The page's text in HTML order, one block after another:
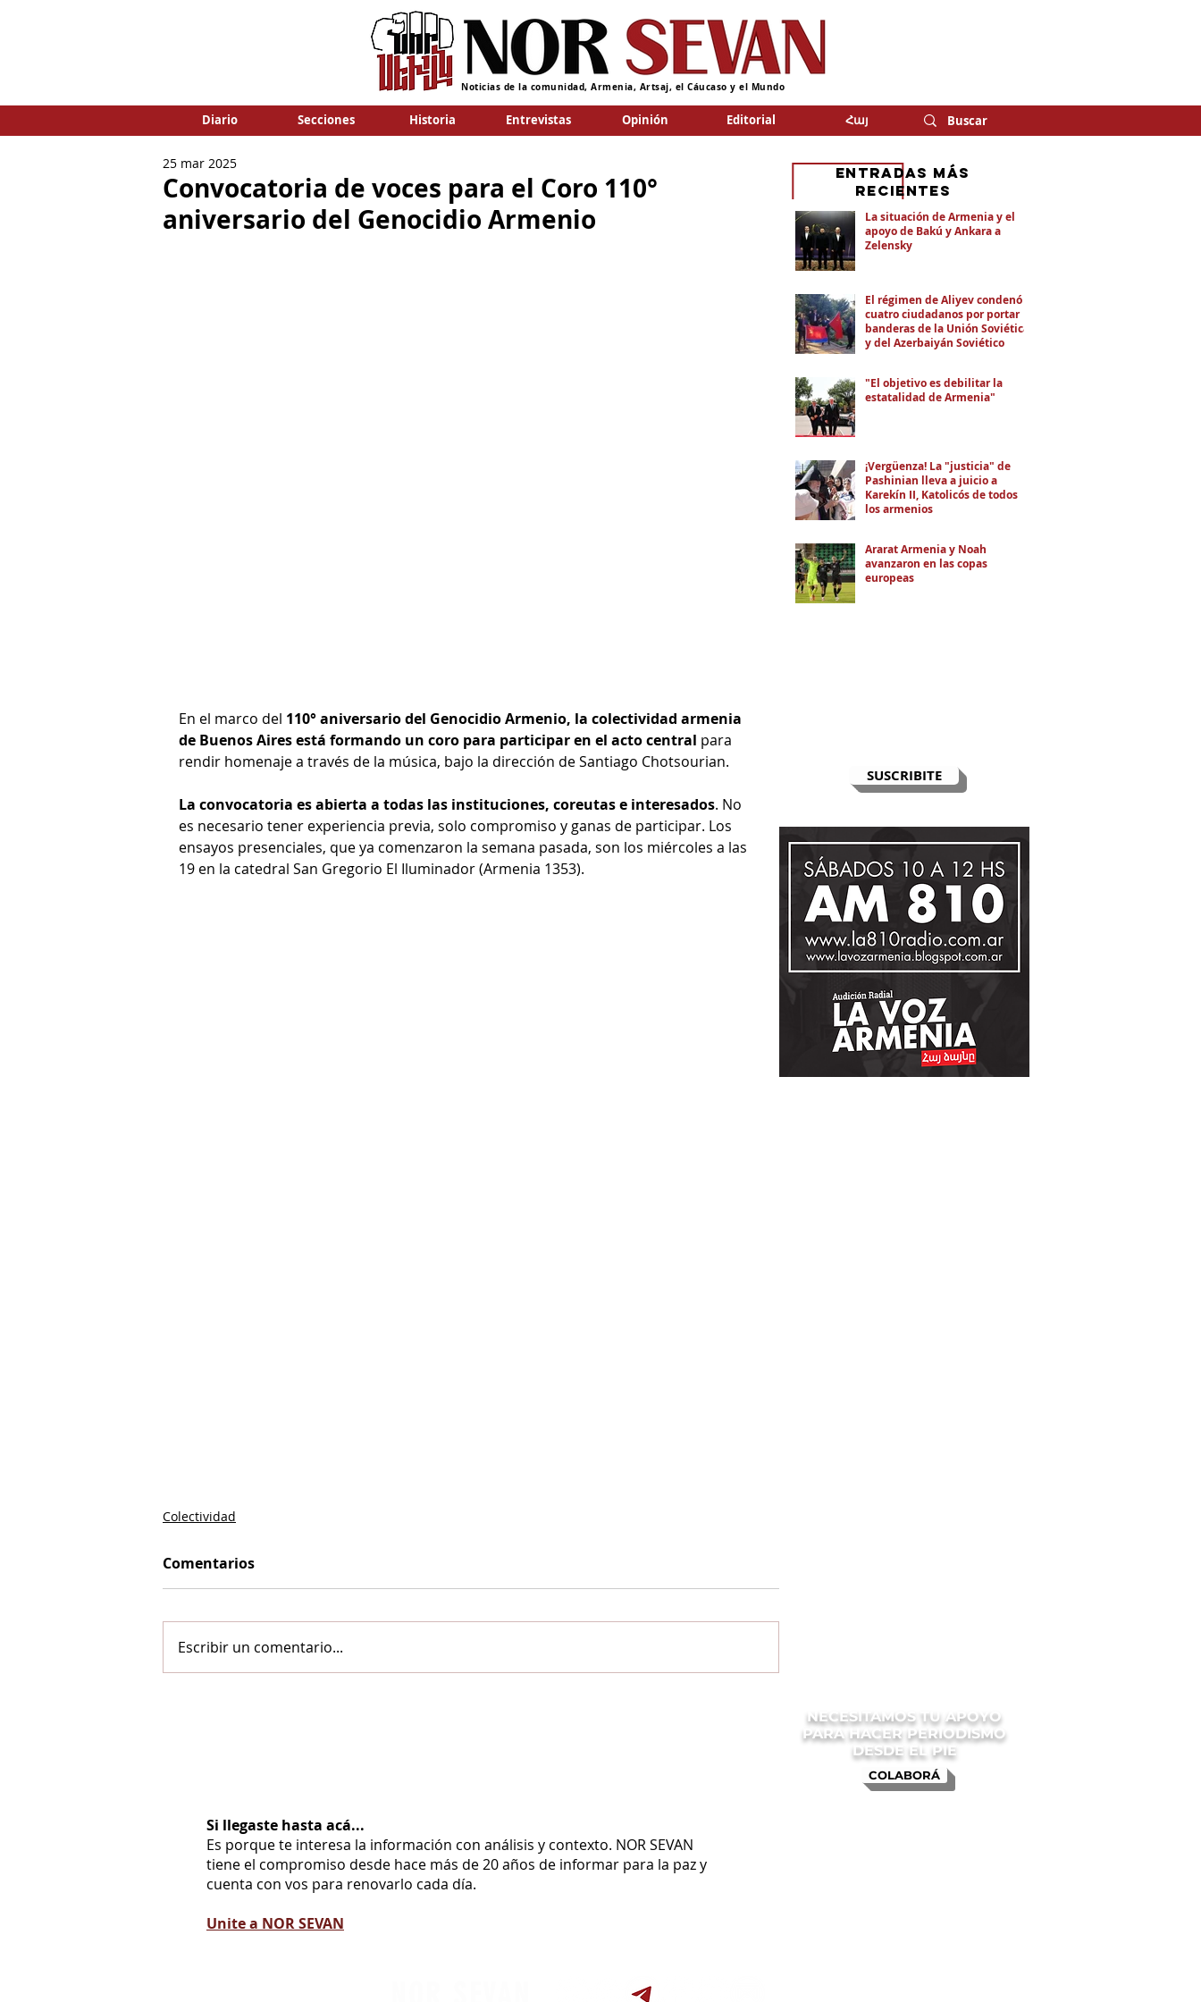
Noticias de la comunidad, Armenia, Artsaj, el Cáucaso y el Mundo
Diario Secciones Historia Entrevistas Opinión Editorial Հայ
Convocatoria de voces para el Coro 110°
aniversario del Genocidio Armenio
25 mar 2025
En el marco del 110° aniversario del Genocidio Armenio, la colectividad armenia
de Buenos Aires está formando un coro para participar en el acto central para
rendir homenaje a través de la música, bajo la dirección de Santiago Chotsourian.
La convocatoria es abierta a todas las instituciones, coreutas e interesados. No
es necesario tener experiencia previa, solo compromiso y ganas de participar. Los
ensayos presenciales, que ya comenzaron la semana pasada, son los miércoles a las
19 en la catedral San Gregorio El Iluminador (Armenia 1353).
Colectividad
Comentarios
Escribir un comentario...
SUSCRIBITE
La situación de Armenia y el
apoyo de Bakú y Ankara a
Zelensky
El régimen de Aliyev condenó a
cuatro ciudadanos por portar
banderas de la Unión Soviética
y del Azerbaiyán Soviético
"El objetivo es debilitar la
estatalidad de Armenia"
¡Vergüenza! La "justicia" de
Pashinian lleva a juicio a
Karekín II, Katolicós de todos
los armenios
Ararat Armenia y Noah
avanzaron en las copas
europeas
eNTRADAS MÁS
RECIENTES
COLABORÁ
NECESITAMOS TU APOYO
PARA HACER PERIODISMO
DESDE EL PIE
Si llegaste hasta acá...
Es porque te interesa la información con análisis y contexto. NOR SEVAN
tiene el compromiso desde hace más de 20 años de informar para la paz y
cuenta con vos para renovarlo cada día.
Unite a NOR SEVAN